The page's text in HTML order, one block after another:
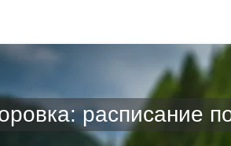
расписание